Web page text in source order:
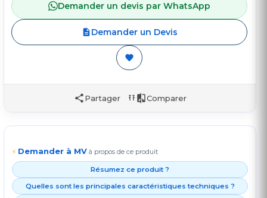
Demander un devis par WhatsApp
Demander un Devis
Partager Comparer
⚡ Demander à MV à propos de ce produit
Résumez ce produit ?
Quelles sont les principales caractéristiques techniques ?